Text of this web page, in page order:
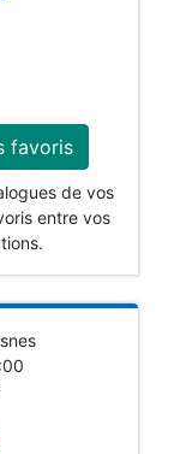
favoris
de vos
entre vos